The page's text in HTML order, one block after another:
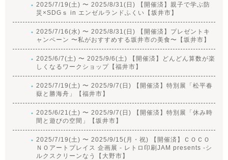
2025/7/19(土) 〜 2025/8/31(日) 【開催済】親子で学ぶ防
災×SDGｓ in エンゼルランドふくい【坂井市】
2025/7/16(水) 〜 2025/8/31(日) 【開催済】プレゼントキ
ャンペーン 〜私がおすすめする坂井市の美食〜【坂井市】
2025/6/7(土) 〜 2025/9/6(土) 【開催済】どんどん算数が楽
しくなるワークショップ【福井市】
2025/7/19(土) 〜 2025/9/7(日) 【開催済】特別展「松平春
嶽と勝海舟」【福井市】
2025/6/21(土) 〜 2025/9/7(日) 【開催済】特別展「休み時
間と遊びの空間」【坂井市】
2025/7/19(土) 〜 2025/9/15(月・祝) 【開催済】ＣＯＣＯ
ＮＯアートプレイス 企画展 - レトロ印刷JAM presents -シ
ルクスクリーンなう【大野市】